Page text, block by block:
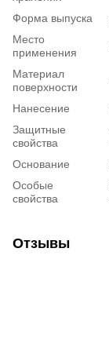
Форма выпуска
Место
применения
Материал
поверхности
Нанесение
Защитные
свойства
Основание
Особые
свойства
Отзывы